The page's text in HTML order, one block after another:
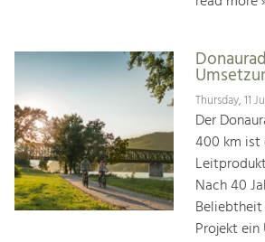
Thursday, 11
Der
400 km ist
Nach 40
Projekt